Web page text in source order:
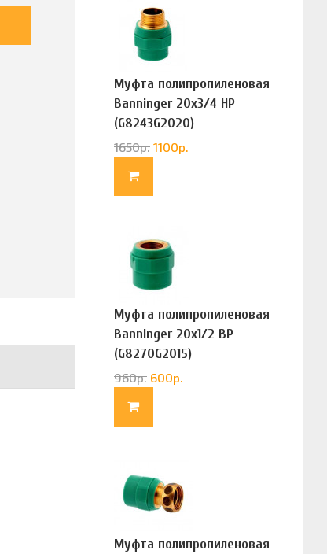
Муфта полипропиленовая
Banninger 20х3/4 НР
(G8243G2020)
1650р. 1100р.
Муфта полипропиленовая
Banninger 20х1/2 ВР
(G8270G2015)
960р. 600р.
Муфта полипропиленовая